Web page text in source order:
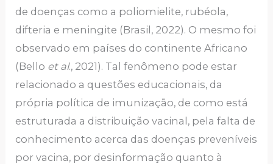
de doenças como a poliomielite, rubéola,
difteria e meningite (Brasil, 2022). O mesmo foi
observado em países do continente Africano
(Bello et al., 2021). Tal fenômeno pode estar
relacionado a questões educacionais, da
própria política de imunização, de como está
estruturada a distribuição vacinal, pela falta de
conhecimento acerca das doenças preveníveis
por vacina, por desinformação quanto à